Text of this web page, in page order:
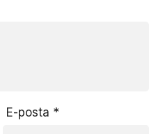
E-posta *